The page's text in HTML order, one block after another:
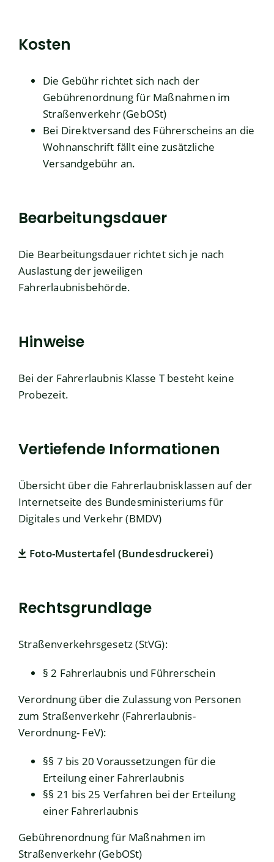
Kosten
Die Gebühr richtet sich nach der
Gebührenordnung für Maßnahmen im
Straßenverkehr (GebOSt)
Bei Direktversand des Führerscheins an die
Wohnanschrift fällt eine zusätzliche
Versandgebühr an.
Bearbeitungsdauer
Die Bearbeitungsdauer richtet sich je nach
Auslastung der jeweiligen
Fahrerlaubnisbehörde.
Hinweise
Bei der Fahrerlaubnis Klasse T besteht keine
Probezeit.
Vertiefende Informationen
Übersicht über die Fahrerlaubnisklassen auf der
Internetseite des Bundesministeriums für
Digitales und Verkehr (BMDV)
Foto-Mustertafel (Bundesdruckerei)
Rechtsgrundlage
Straßenverkehrsgesetz (StVG):
§ 2 Fahrerlaubnis und Führerschein
Verordnung über die Zulassung von Personen
zum Straßenverkehr (Fahrerlaubnis-
Verordnung- FeV):
§§ 7 bis 20 Voraussetzungen für die
Erteilung einer Fahrerlaubnis
§§ 21 bis 25 Verfahren bei der Erteilung
einer Fahrerlaubnis
Gebührenordnung für Maßnahmen im
Straßenverkehr (GebOSt)